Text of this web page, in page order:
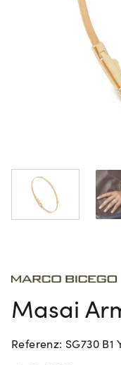
Mehr
Rolex
Masai
Referenz: SG730 B1